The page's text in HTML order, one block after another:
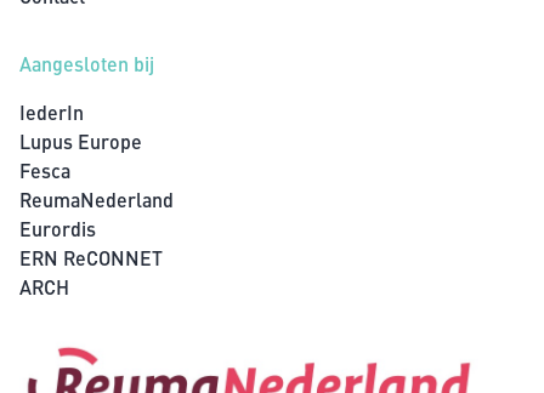
Aangesloten bij
IederIn
Lupus Europe
Fesca
ReumaNederland
Eurordis
ERN ReCONNET
ARCH